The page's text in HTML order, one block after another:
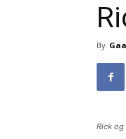
By
Rick